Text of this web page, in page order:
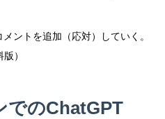
ントを追加（応対）していく。
）
でのChatGPT